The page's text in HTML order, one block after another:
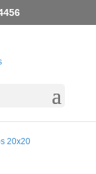
20x20